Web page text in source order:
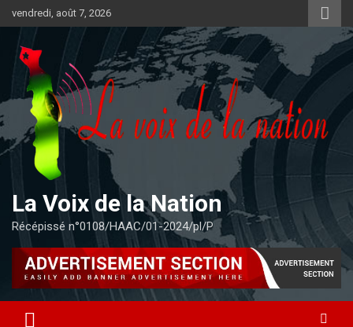
au
contenu
vendredi, août 7, 2026
La Voix de la Nation
Récépissé n°0108/HAAC/01-2024/pl/P